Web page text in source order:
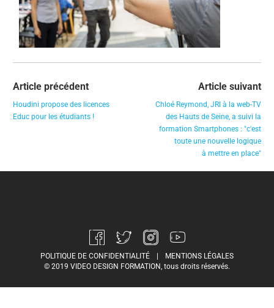
Article précédent
Houdini propose des licences
Educ pour les étudiants !
Article suivant
Chloé Reymond, JRI à la web-TV
des Hauts de Seine, a suivi la
formation Smartphones : "c'est
toute une nouvelle logique
à mettre en place"
POLITIQUE DE CONFIDENTIALITÉ |
MENTIONS LÉGALES
© 2019 VIDEO DESIGN FORMATION, tous droits réservés.